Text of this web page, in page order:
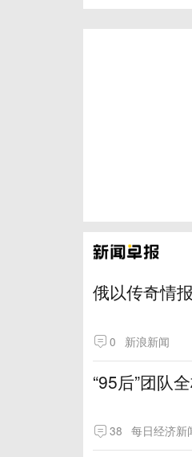
俄以传奇情
0 新浪新闻
“95后”团队
38 每日经济新